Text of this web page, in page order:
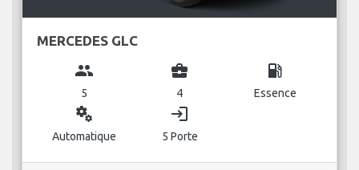
MERCEDES GLC
group
5
business_center
4
local_gas_station
Essence
miscellaneous_services
Automatique
login
5 Porte